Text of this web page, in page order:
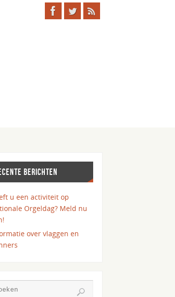
BERICHTEN
u een activiteit op
Orgeldag? Meld nu
over vlaggen en